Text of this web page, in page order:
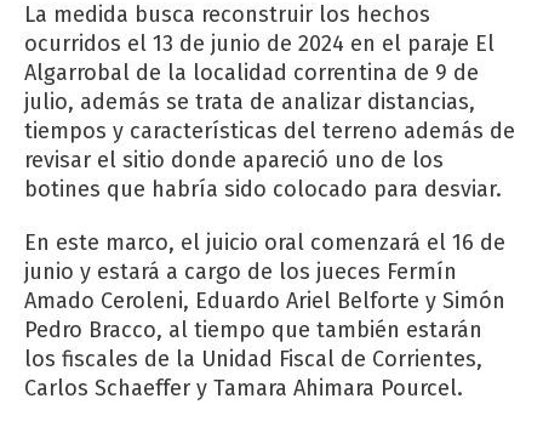
La medida busca reconstruir los hechos
ocurridos el 13 de junio de 2024 en el paraje El
Algarrobal de la localidad correntina de 9 de
julio, además se trata de analizar distancias,
tiempos y características del terreno además de
revisar el sitio donde apareció uno de los
botines que habría sido colocado para desviar.
En este marco, el juicio oral comenzará el 16 de
junio y estará a cargo de los jueces Fermín
Amado Ceroleni, Eduardo Ariel Belforte y Simón
Pedro Bracco, al tiempo que también estarán
los fiscales de la Unidad Fiscal de Corrientes,
Carlos Schaeffer y Tamara Ahimara Pourcel.